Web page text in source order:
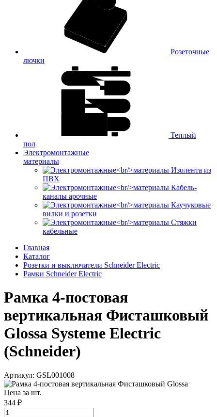
Розеточные
лючки
Теплый
пол
Электромонтажные
материалы
Изолента из
ПВХ
Кабель-
каналы арочные
Каучуковые
вилки и розетки
Стяжки
кабельные
Главная
Каталог
Розетки и выключатели Schneider Electric
Рамки Schneider Electric
Рамка 4-постовая
вертикальная Фисташковый
Glossa Systeme Electric
(Schneider)
Артикул: GSL001008
Цена за шт.
344 ₽